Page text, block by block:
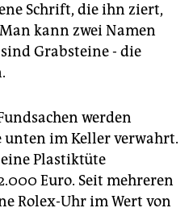
Schrift, die ihn ziert,
kann zwei Namen
Grabsteine - die
werden
im Keller verwahrt.
Plastiktüte
Euro. Seit mehreren
Rolex-Uhr im Wert von